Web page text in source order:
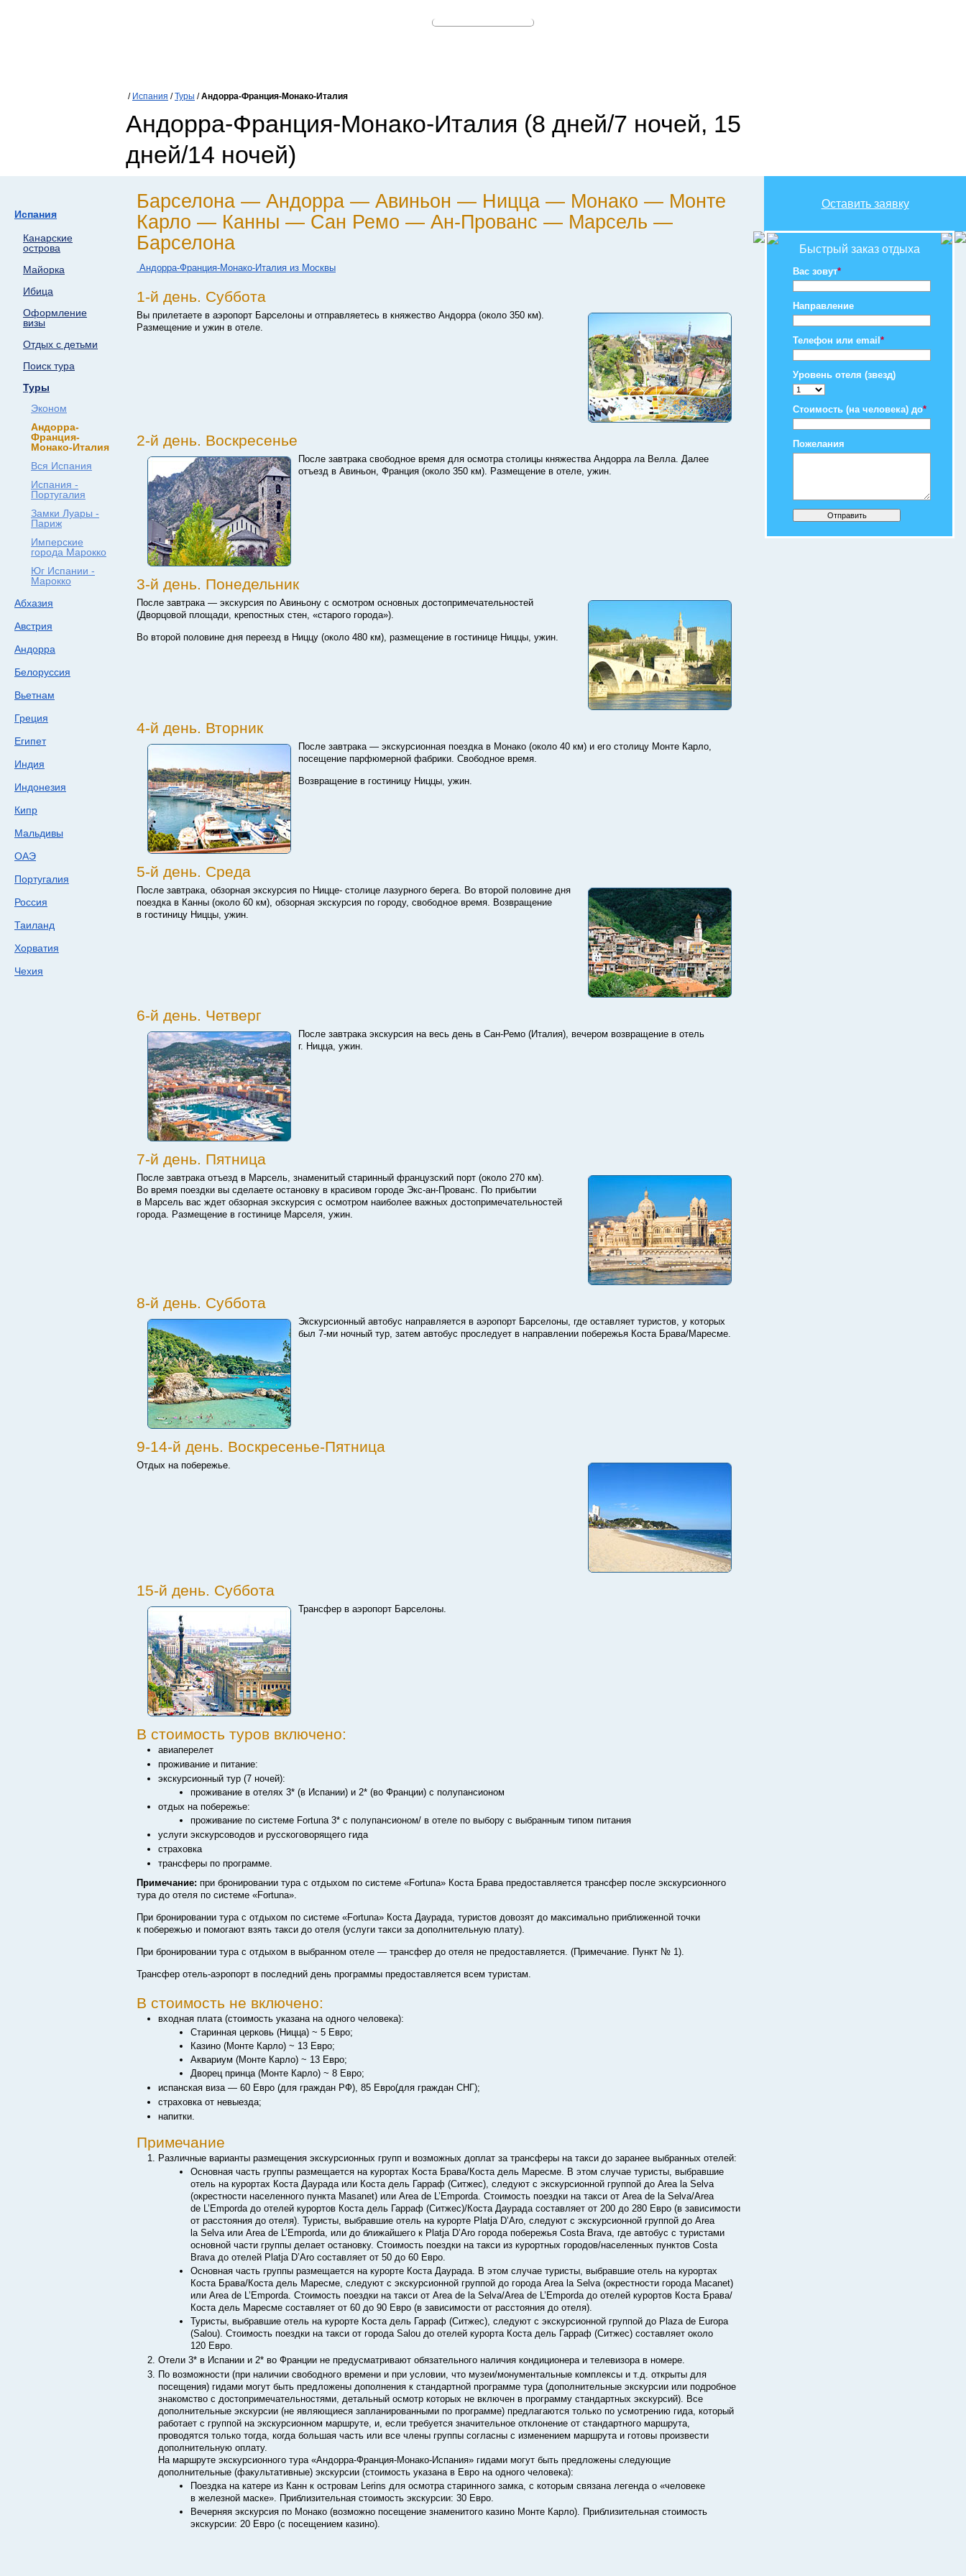
/ Испания /Туры /Андорра-Франция-Монако-Италия
Андорра-Франция-Монако-Италия (8 дней/7 ночей, 15
дней/14 ночей)
Испания
Канарские
острова
Майорка
Ибица
Оформление
визы
Отдых с детьми
Поиск тура
Туры
Эконом
Андорра-
Франция-
Монако-Италия
Вся Испания
Испания -
Португалия
Замки Луары -
Париж
Имперские
города Марокко
Юг Испании -
Марокко
Абхазия
Австрия
Андорра
Белоруссия
Вьетнам
Греция
Египет
Индия
Индонезия
Кипр
Мальдивы
ОАЭ
Португалия
Россия
Таиланд
Хорватия
Чехия
Барселона — Андорра — Авиньон — Ницца — Монако — Монте
Карло — Канны — Сан Ремо — Ан-Прованс — Марсель —
Барселона
Андорра-Франция-Монако-Италия из Москвы
1-й день. Суббота
Вы прилетаете в аэропорт Барселоны и отправляетесь в княжество Андорра (около 350 км).
Размещение и ужин в отеле.
2-й день. Воскресенье
После завтрака свободное время для осмотра столицы княжества Андорра ла Велла. Далее
отъезд в Авиньон, Франция (около 350 км). Размещение в отеле, ужин.
3-й день. Понедельник
После завтрака — экскурсия по Авиньону с осмотром основных достопримечательностей
(Дворцовой площади, крепостных стен, «старого города»).
Во второй половине дня переезд в Ниццу (около 480 км), размещение в гостинице Ниццы, ужин.
4-й день. Вторник
После завтрака — экскурсионная поездка в Монако (около 40 км) и его столицу Монте Карло,
посещение парфюмерной фабрики. Свободное время.
Возвращение в гостиницу Ниццы, ужин.
5-й день. Среда
После завтрака, обзорная экскурсия по Ницце- столице лазурного берега. Во второй половине дня
поездка в Канны (около 60 км), обзорная экскурсия по городу, свободное время. Возвращение
в гостиницу Ниццы, ужин.
6-й день. Четверг
После завтрака экскурсия на весь день в Сан-Ремо (Италия), вечером возвращение в отель
г. Ницца, ужин.
7-й день. Пятница
После завтрака отъезд в Марсель, знаменитый старинный французский порт (около 270 км).
Во время поездки вы сделаете остановку в красивом городе Экс-ан-Прованс. По прибытии
в Марсель вас ждет обзорная экскурсия с осмотром наиболее важных достопримечательностей
города. Размещение в гостинице Марселя, ужин.
8-й день. Суббота
Экскурсионный автобус направляется в аэропорт Барселоны, где оставляет туристов, у которых
был 7-ми ночный тур, затем автобус проследует в направлении побережья Коста Брава/Маресме.
9-14-й день. Воскресенье-Пятница
Отдых на побережье.
15-й день. Суббота
Трансфер в аэропорт Барселоны.
В стоимость туров включено:
авиаперелет
проживание и питание:
экскурсионный тур (7 ночей):
проживание в отелях 3* (в Испании) и 2* (во Франции) с полупансионом
отдых на побережье:
проживание по системе Fortuna 3* с полупансионом/ в отеле по выбору с выбранным типом питания
услуги экскурсоводов и русскоговорящего гида
страховка
трансферы по программе.
Примечание: при бронировании тура с отдыхом по системе «Fortuna» Коста Брава предоставляется трансфер после экскурсионного
тура до отеля по системе «Fortuna».
При бронировании тура с отдыхом по системе «Fortuna» Коста Даурада, туристов довозят до максимально приближенной точки
к побережью и помогают взять такси до отеля (услуги такси за дополнительную плату).
При бронировании тура с отдыхом в выбранном отеле — трансфер до отеля не предоставляется. (Примечание. Пункт № 1).
Трансфер отель-аэропорт в последний день программы предоставляется всем туристам.
В стоимость не включено:
входная плата (стоимость указана на одного человека):
Старинная церковь (Ницца) ~ 5 Евро;
Казино (Монте Карло) ~ 13 Евро;
Аквариум (Монте Карло) ~ 13 Евро;
Дворец принца (Монте Карло) ~ 8 Евро;
испанская виза — 60 Евро (для граждан РФ), 85 Евро(для граждан СНГ);
страховка от невыезда;
напитки.
Примечание
Различные варианты размещения экскурсионных групп и возможных доплат за трансферы на такси до заранее выбранных отелей:
Основная часть группы размещается на курортах Коста Брава/Коста дель Маресме. В этом случае туристы, выбравшие
отель на курортах Коста Даурада или Коста дель Гарраф (Ситжес), следуют с экскурсионной группой до Area la Selva
(окрестности населенного пункта Masanet) или Area de L’Emporda. Стоимость поездки на такси от Area de la Selva/Area
de L’Emporda до отелей курортов Коста дель Гарраф (Ситжес)/Коста Даурада составляет от 200 до 280 Евро (в зависимости
от расстояния до отеля). Туристы, выбравшие отель на курорте Platja D’Aro, следуют с экскурсионной группой до Area
la Selva или Area de L’Emporda, или до ближайшего к Platja D’Aro города побережья Costa Brava, где автобус с туристами
основной части группы делает остановку. Стоимость поездки на такси из курортных городов/населенных пунктов Costa
Brava до отелей Platja D’Aro составляет от 50 до 60 Евро.
Основная часть группы размещается на курорте Коста Даурада. В этом случае туристы, выбравшие отель на курортах
Коста Брава/Коста дель Маресме, следуют с экскурсионной группой до города Area la Selva (окрестности города Macanet)
или Area de L’Emporda. Стоимость поездки на такси от Area de la Selva/Area de L’Emporda до отелей курортов Коста Брава/
Коста дель Маресме составляет от 60 до 90 Евро (в зависимости от расстояния до отеля).
Туристы, выбравшие отель на курорте Коста дель Гарраф (Ситжес), следуют с экскурсионной группой до Plaza de Europa
(Salou). Стоимость поездки на такси от города Salou до отелей курорта Коста дель Гарраф (Ситжес) составляет около
120 Евро.
Отели 3* в Испании и 2* во Франции не предусматривают обязательного наличия кондиционера и телевизора в номере.
По возможности (при наличии свободного времени и при условии, что музеи/монументальные комплексы и т.д. открыты для
посещения) гидами могут быть предложены дополнения к стандартной программе тура (дополнительные экскурсии или подробное
знакомство с достопримечательностями, детальный осмотр которых не включен в программу стандартных экскурсий). Все
дополнительные экскурсии (не являющиеся запланированными по программе) предлагаются только по усмотрению гида, который
работает с группой на экскурсионном маршруте, и, если требуется значительное отклонение от стандартного маршрута,
проводятся только тогда, когда большая часть или все члены группы согласны с изменением маршрута и готовы произвести
дополнительную оплату.
На маршруте экскурсионного тура «Андорра-Франция-Монако-Испания» гидами могут быть предложены следующие
дополнительные (факультативные) экскурсии (стоимость указана в Евро на одного человека):
Поездка на катере из Канн к островам Lerins для осмотра старинного замка, с которым связана легенда о «человеке
в железной маске». Приблизительная стоимость экскурсии: 30 Евро.
Вечерняя экскурсия по Монако (возможно посещение знаменитого казино Монте Карло). Приблизительная стоимость
экскурсии: 20 Евро (с посещением казино).
Оставить заявку
Быстрый заказ отдыха
Вас зовут*
Направление
Телефон или email *
Уровень отеля (звезд)
Стоимость (на человека) до*
Пожелания